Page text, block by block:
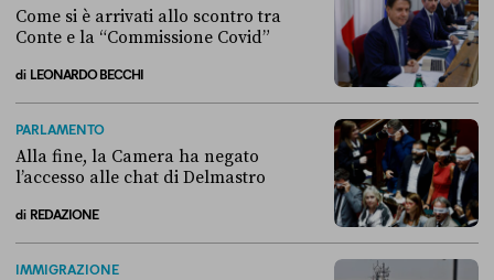
Come si è arrivati allo scontro tra
Conte e la “Commissione Covid”
di LEONARDO BECCHI
PARLAMENTO
Alla fine, la Camera ha negato
l’accesso alle chat di Delmastro
di REDAZIONE
IMMIGRAZIONE